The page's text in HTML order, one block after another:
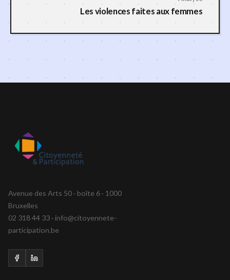
Les violences faites aux femmes
Avenue des Arts 50 · boîte 6 · 1000
Bruxelles
02 318 44 33 · info@citoyennete-
participation.be